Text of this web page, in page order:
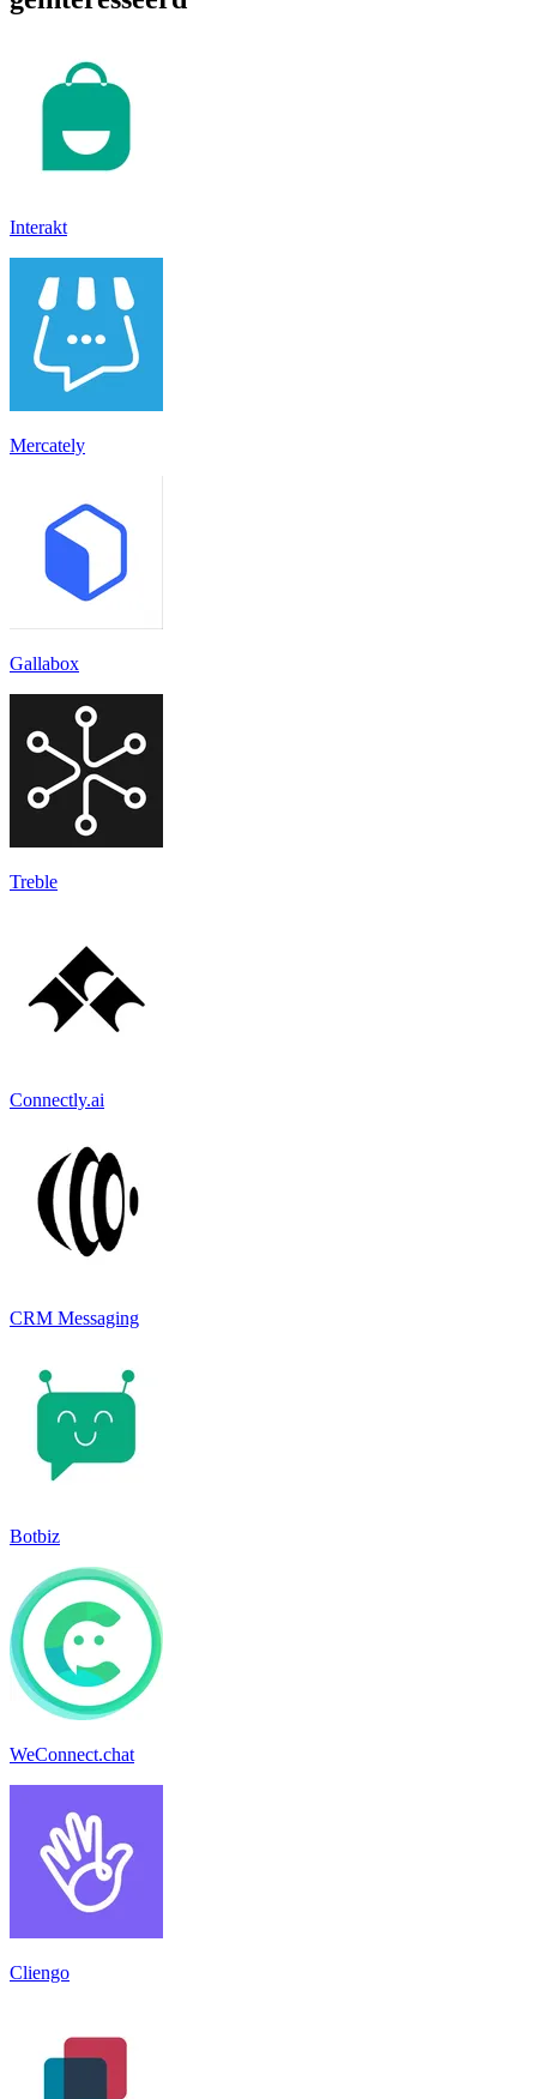
Interakt
Mercately
Gallabox
Treble
Connectly.ai
CRM Messaging
Botbiz
WeConnect.chat
Cliengo